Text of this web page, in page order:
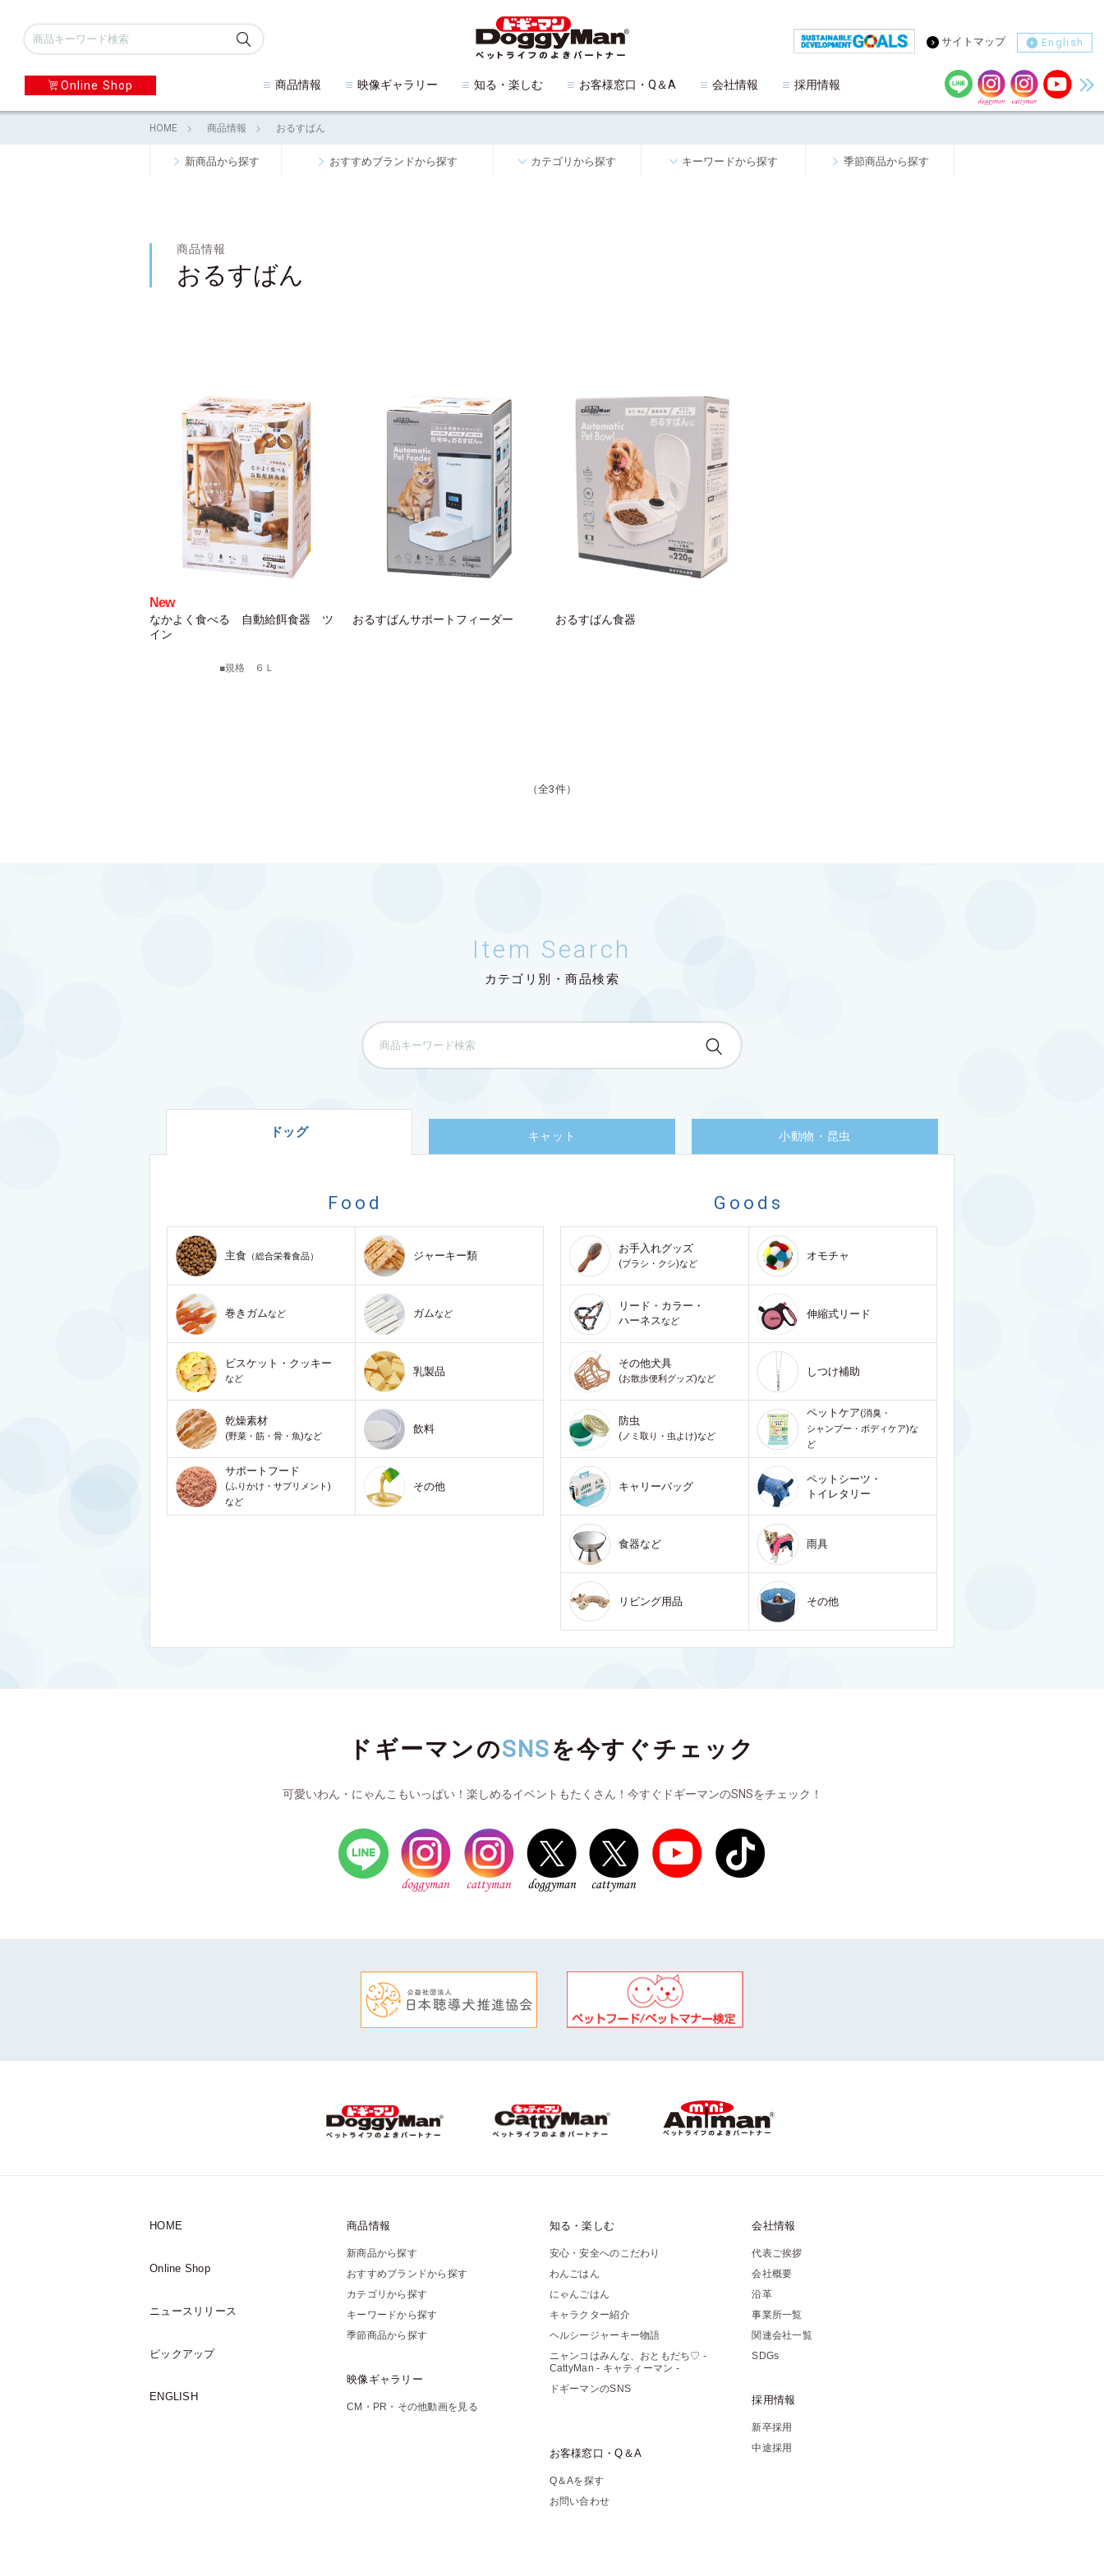
Online Shop 商品情報 映像ギャラリー 知る・楽しむ お客様窓口・Q＆A 会社情報 採用情報
サイトマップ English
HOME 商品情報 おるすばん
新商品から探す おすすめブランドから探す カテゴリから探す キーワードから探す 季節商品から探す
商品情報
おるすばん
New
なかよく食べる 自動給餌食器 ツ
イン
規格 ６Ｌ
おるすばんサポートフィーダー おるすばん食器
（全3件）
Item Search
カテゴリ別・商品検索
ドッグ キャット 小動物・昆虫
Food
主食 （総合栄養食品） ジャーキー類
巻きガムなど ガムなど
ビスケット・クッキー
など
乳製品
乾燥素材
(野菜・筋・骨・魚)など
飲料
サポートフード
(ふりかけ・サプリメント)
など
その他
Goods
お手入れグッズ
(ブラシ・クシ)など
オモチャ
リード・カラー・
ハーネスなど
伸縮式リード
その他犬具
(お散歩便利グッズ)など
しつけ補助
防虫
(ノミ取り・虫よけ)など
ペットケア(消臭・
シャンプー・ボディケア)な
ど
キャリーバッグ
ペットシーツ・
トイレタリー
食器など 雨具
リビング用品 その他
ドギーマンのSNSを今すぐチェック
可愛いわん・にゃんこもいっぱい！楽しめるイベントもたくさん！今すぐドギーマンのSNSをチェック！
HOME 商品情報
新商品から探す
おすすめブランドから探す
カテゴリから探す
キーワードから探す
季節商品から探す
映像ギャラリー
CM・PR・その他動画を見る
知る・楽しむ
安心・安全へのこだわり
わんごはん
にゃんごはん
キャラクター紹介
ヘルシージャーキー物語
ニャンコはみんな、おともだち♡ -
CattyMan - キャティーマン -
ドギーマンのSNS
お客様窓口・Q＆A
Q＆Aを探す
お問い合わせ
会社情報
代表ご挨拶
会社概要
沿革
事業所一覧
関連会社一覧
SDGs
採用情報
新卒採用
中途採用
Online Shop
ニュースリリース
ピックアップ
ENGLISH